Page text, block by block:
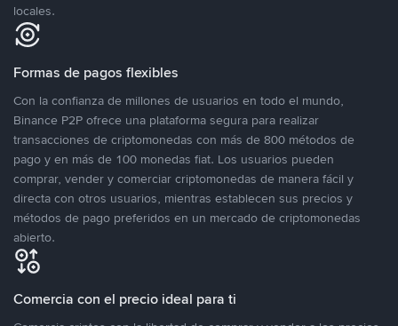
locales.
Formas de pagos flexibles
Con la confianza de millones de usuarios en todo el mundo,
Binance P2P ofrece una plataforma segura para realizar
transacciones de criptomonedas con más de 800 métodos de
pago y en más de 100 monedas fiat. Los usuarios pueden
comprar, vender y comerciar criptomonedas de manera fácil y
directa con otros usuarios, mientras establecen sus precios y
métodos de pago preferidos en un mercado de criptomonedas
abierto.
Comercia con el precio ideal para ti